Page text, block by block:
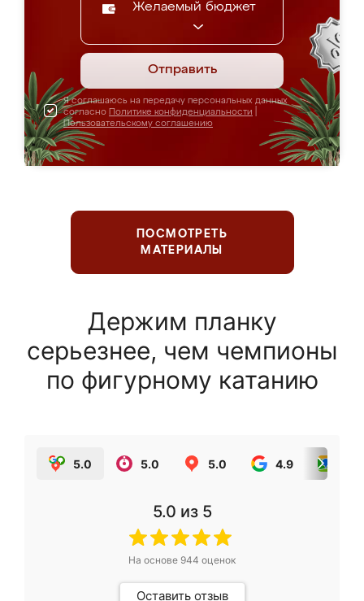
Желаемый бюджет
Отправить
Я соглашаюсь на передачу персональных данных
согласно Политике конфиденциальности
Пользовательскому соглашению
ПОСМОТРЕТЬ
МАТЕРИАЛЫ
Держим планку
серьезнее, чем чемпионы
по фигурному катанию
5.0 5.0 5.0 4.9
5.0 из 5
На основе 944 оценок
Оставить отзыв